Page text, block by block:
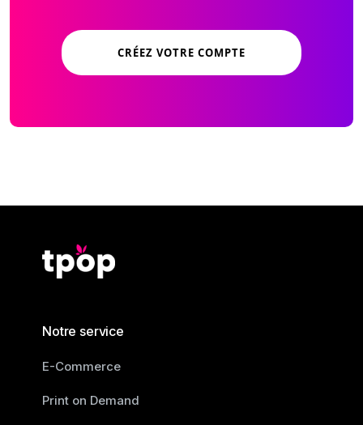
CRÉEZ VOTRE COMPTE
Notre service
E-Commerce
Print on Demand